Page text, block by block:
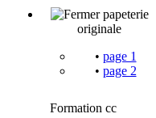
papeterie
originale
• page 1
• page 2
Formation cc